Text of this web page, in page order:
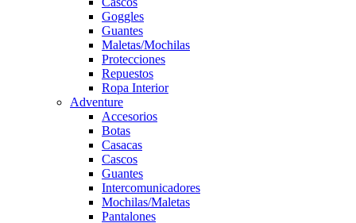
Goggles
Guantes
Maletas/Mochilas
Protecciones
Repuestos
Ropa Interior
Adventure
Accesorios
Botas
Casacas
Cascos
Guantes
Intercomunicadores
Mochilas/Maletas
Pantalones